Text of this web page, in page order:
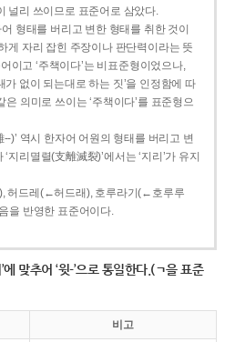
널리 쓰이므로 표준어로 삼았다.
형태를 버리고 변한 형태를 취한 것이
게 자리 잡힌 주장이나 판단력이라는 뜻
이고 ‘주책이다’는 비표준형이었으나,
가 없이 되는대로 하는 짓’을 인정함에 따
은 의미로 쓰이는 ‘주책이다’를 표준형으
)’ 역시 한자어 어원의 형태를 버리고 변
지리멸렬(支離滅裂)’에서는 ‘지리’가 유지
허드레(←허드래), 호루라기(←호루루
을 반영한 표준어이다.
’에 맞추어 ‘윗-’으로 통일한다.(ㄱ을 표준
비고